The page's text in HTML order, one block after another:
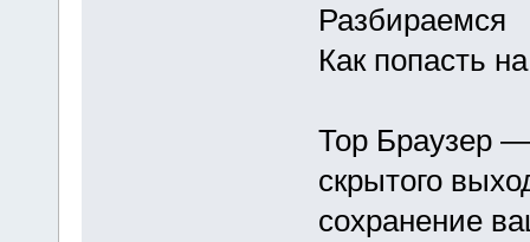
Разбираемся
Как попасть
Тор Браузер
скрытого
сохранение